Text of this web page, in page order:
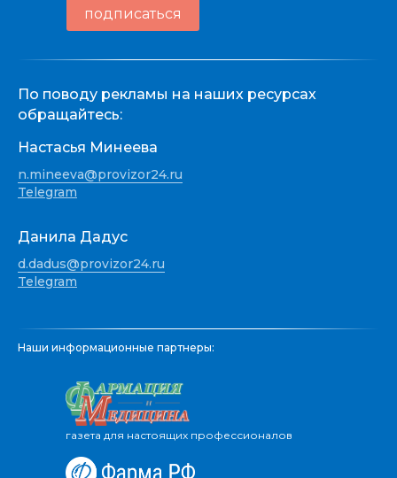
подписаться
По поводу рекламы на наших ресурсах
обращайтесь:
Настасья Минеева
n.mineeva@provizor24.ru
Telegram
Данила Дадус
d.dadus@provizor24.ru
Telegram
Наши информационные партнеры:
газета для настоящих профессионалов